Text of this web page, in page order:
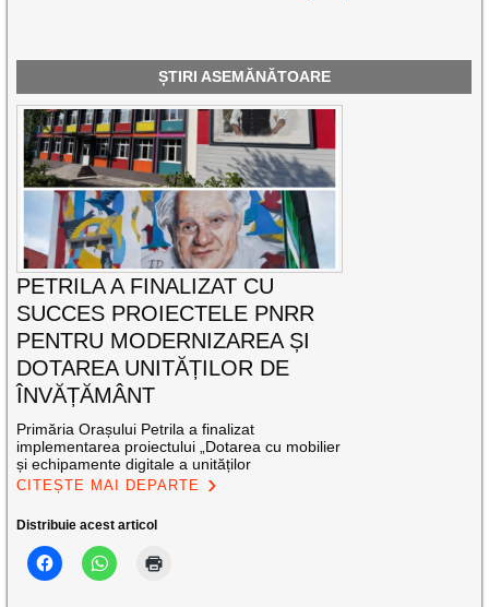
ȘTIRI ASEMĂNĂTOARE
PETRILA A FINALIZAT CU
SUCCES PROIECTELE PNRR
PENTRU MODERNIZAREA ȘI
DOTAREA UNITĂȚILOR DE
ÎNVĂȚĂMÂNT
Primăria Orașului Petrila a finalizat
implementarea proiectului „Dotarea cu mobilier
și echipamente digitale a unităților
CITEȘTE MAI DEPARTE
Distribuie acest articol